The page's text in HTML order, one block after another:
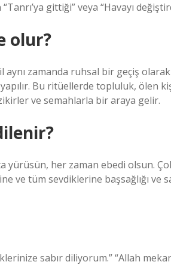
gittiği” veya “Havayı
olur?
aynı zamanda ruhsal bir geçiş
Bu ritüellerde topluluk, ölen
ve semahlarla bir araya gelir.
yürüsün, her zaman ebedi olsun.
ve tüm sevdiklerine başsağlığı ve
sabır diliyorum.” “Allah